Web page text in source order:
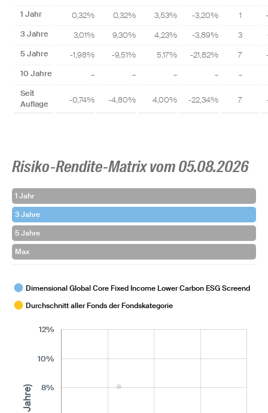
1 Jahr 0,32% 0,32% 3,53% -3,20% 1
3 Jahre
3,01% 9,30% 4,23% -3,89% 3
5 Jahre
-1,98% -9,51% 5,17% -21,82% 7
10 Jahre
– – – –
–
Seit
Auflage
-0,74% -4,80% 4,00% -22,34% 7
Risiko-Rendite-Matrix vom 05.08.2026
1 Jahr
3 Jahre
5 Jahre
Max
Dimensional Global Core Fixed Income Lower Carbon ESG Screend
Durchschnitt aller Fonds der Fondskategorie
8%
10%
12%